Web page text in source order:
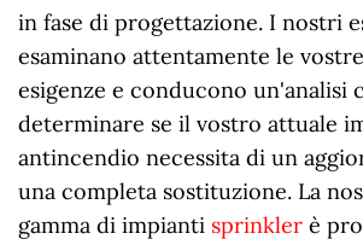
in fase di progettazione. I nostri
esaminano attentamente le
esigenze e conducono un'analisi
determinare se il vostro attuale
antincendio necessita di un
una completa sostituzione. La
gamma di impianti sprinkler è